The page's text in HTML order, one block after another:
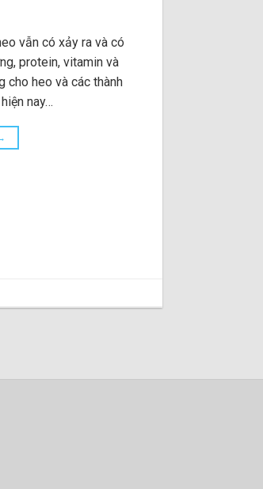
vẫn có xảy ra và có
protein, vitamin và
cho heo và các thành
nay…